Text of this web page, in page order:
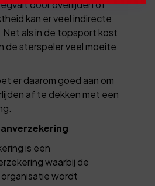
door overlijden of
kan er veel indirecte
als in de topsport kost
de sterspeler veel moeite
er daarom goed aan om
af te dekken met een
is een
waarbij de
wordt